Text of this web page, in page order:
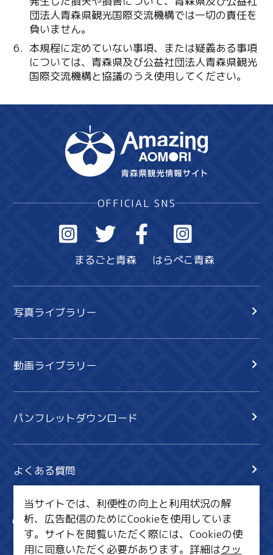
団法人青森県観光国際交流機構では一切の責任を
負いません。
本規程に定めていない事項、または疑義ある事項
については、青森県及び公益社団法人青森県観光
国際交流機構と協議のうえ使用してください。
OFFICIAL SNS
まるごと青森 はらぺこ青森
写真ライブラリー
動画ライブラリー
パンフレットダウンロード
よくある質問
サイト内検索
共有
行きたいリスト
当サイトでは、利便性の向上と利用状況の解
析、広告配信のためにCookieを使用していま
す。サイトを閲覧いただく際には、Cookieの使
用に同意いただく必要があります。詳細はクッ